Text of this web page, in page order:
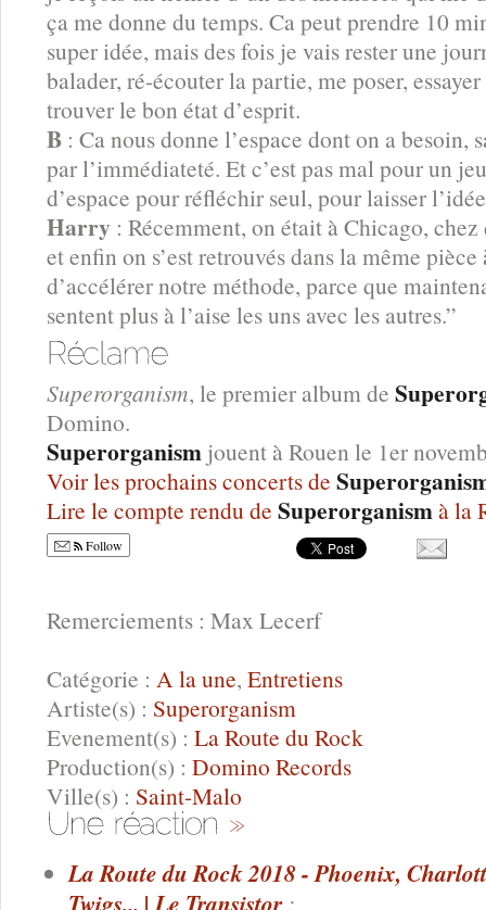
ça me donne du temps. Ca peut prendre 10
super idée, mais des fois je vais rester une
balader, ré-écouter la partie, me poser,
trouver le bon état d’esprit.
B : Ca nous donne l’espace dont on a besoin,
par l’immédiateté. Et c’est pas mal pour un
d’espace pour réfléchir seul, pour laisser
Harry : Récemment, on était à Chicago,
et enfin on s’est retrouvés dans la même
d’accélérer notre méthode, parce que
sentent plus à l’aise les uns avec les autres.”
Superorganism, le premier album de
Domino.
Superorganism jouent à Rouen le 1er
Voir les prochains concerts de
Lire le compte rendu de Superorganismà la
Follow
Remerciements : Max Lecerf
Catégorie : A la une, Entretiens
Artiste(s) : Superorganism
Evenement(s) : La Route du Rock
Production(s) : Domino Records
Ville(s) : Saint-Malo
La Route du Rock 2018 - Phoenix,
: